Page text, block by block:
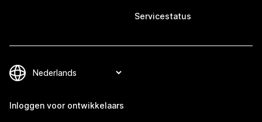
Servicestatus
Inloggen voor ontwikkelaars